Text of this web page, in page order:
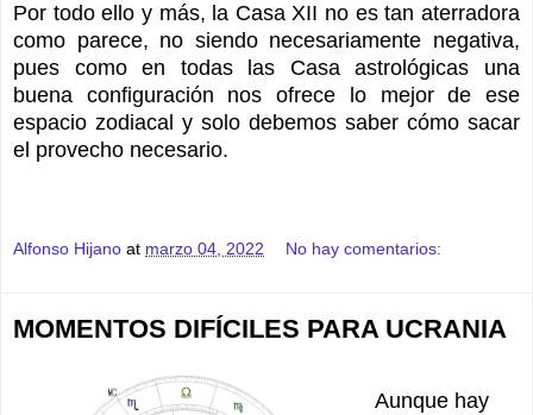
Por todo ello y más, la Casa XII no es tan aterradora
como parece, no siendo necesariamente negativa,
pues como en todas las Casa astrológicas una
buena configuración nos ofrece lo mejor de ese
espacio zodiacal y solo debemos saber cómo sacar
el provecho necesario.
Alfonso Hijano at marzo 04, 2022 No hay comentarios:
MOMENTOS DIFÍCILES PARA UCRANIA
Aunque hay